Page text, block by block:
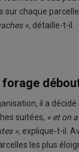
sur chaque
», détaille-t-il.
forage
il a
suitées, « et on
», explique-t-il.
les plus